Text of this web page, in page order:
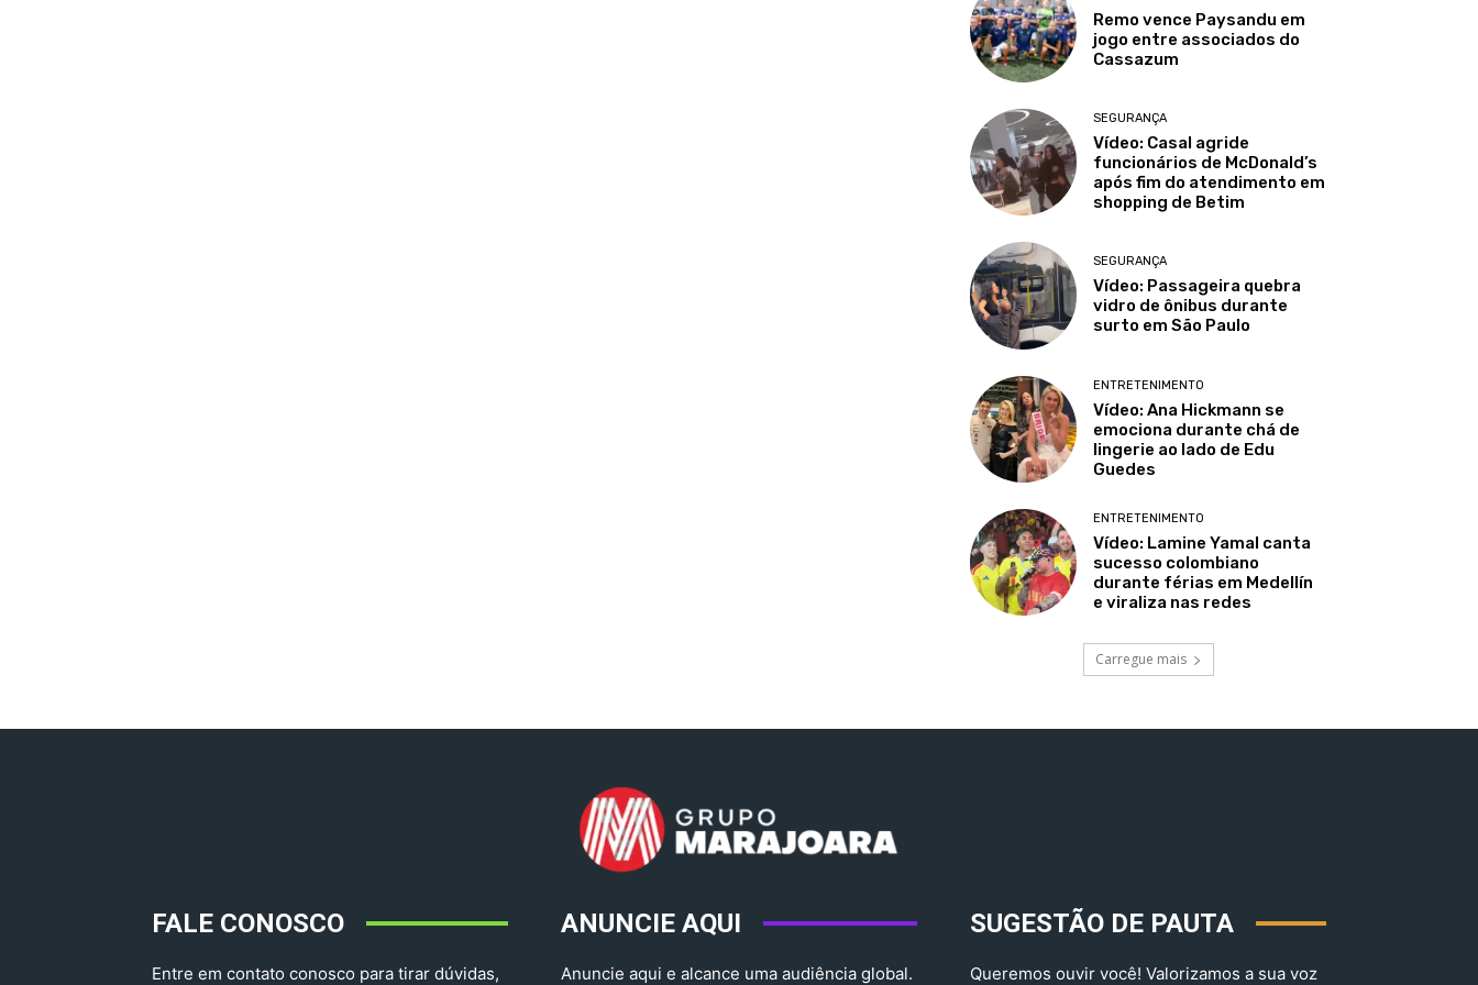
Remo vence Paysandu em
jogo entre associados do
Cassazum
SEGURANÇA
Vídeo: Casal agride
funcionários de McDonald’s
após fim do atendimento em
shopping de Betim
SEGURANÇA
Vídeo: Passageira quebra
vidro de ônibus durante
surto em São Paulo
ENTRETENIMENTO
Vídeo: Ana Hickmann se
emociona durante chá de
lingerie ao lado de Edu
Guedes
ENTRETENIMENTO
Vídeo: Lamine Yamal canta
sucesso colombiano
durante férias em Medellín
e viraliza nas redes
Carregue mais
FALE CONOSCO
Entre em contato conosco para tirar dúvidas,
ANUNCIE AQUI
Anuncie aqui e alcance uma audiência global.
SUGESTÃO DE PAUTA
Queremos ouvir você! Valorizamos a sua voz